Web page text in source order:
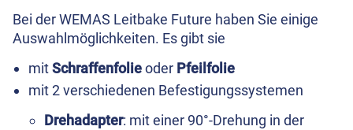
Bei der WEMAS Leitbake Future haben Sie einige
Auswahlmöglichkeiten. Es gibt sie
mitSchraffenfolieoder Pfeilfolie
mit 2 verschiedenen Befestigungssystemen
Drehadapter: mit einer 90°-Drehung in der